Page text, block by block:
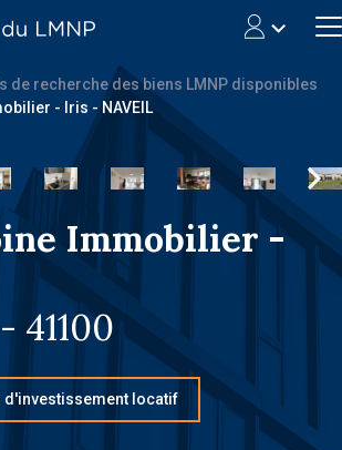
de recherche des biens LMNP disponibles
- Iris - NAVEIL
Immobilier -
41100
d'investissement locatif